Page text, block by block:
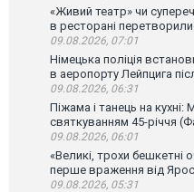
«Живий театр» чи
в ресторані
09.08.2026, 07:01
Німецька поліція
в аеропорту Лейпцига
09.08.2026, 06:31
Піжама і танець на
святкуванням 45-річчя
09.08.2026, 06:01
«Великі, трохи бешкетні
перше враження від
09.08.2026, 05:31